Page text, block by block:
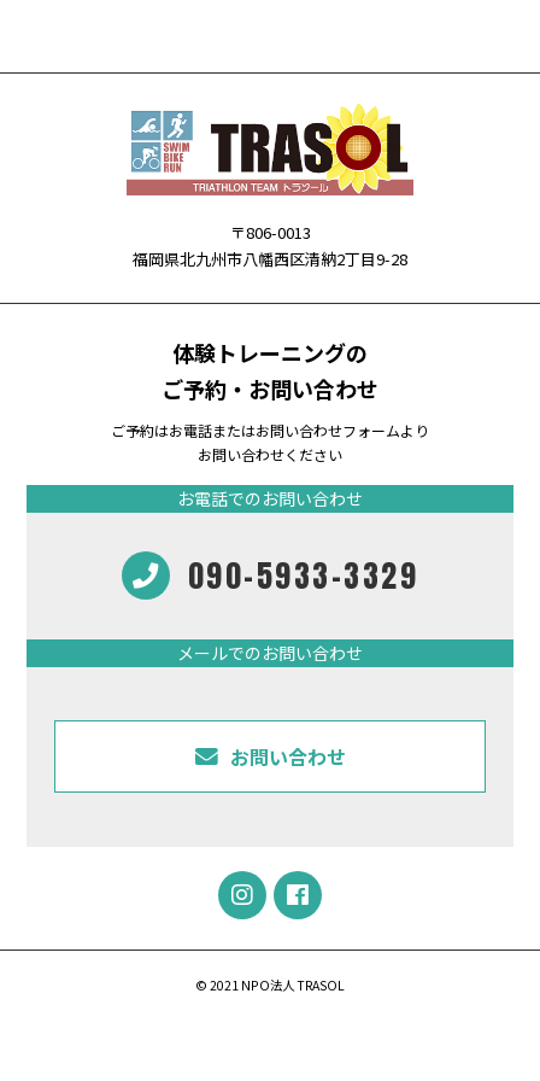
〒806-0013
福岡県北九州市八幡西区清納2丁目9-28
体験トレーニングの
ご予約・お問い合わせ
ご予約はお電話またはお問い合わせフォームより
お問い合わせください
お電話でのお問い合わせ
090-5933-3329
メールでのお問い合わせ
お問い合わせ
© 2021 NPO法人 TRASOL